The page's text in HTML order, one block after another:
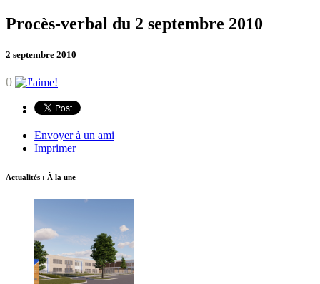
Procès-verbal du 2 septembre 2010
2 septembre 2010
0
Envoyer à un ami
Imprimer
Actualités : À la une